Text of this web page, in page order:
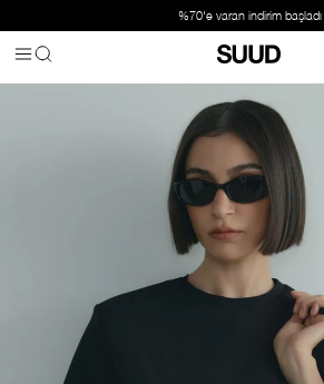
%70'e varan indirim başladı
Üst Giyim Tişört